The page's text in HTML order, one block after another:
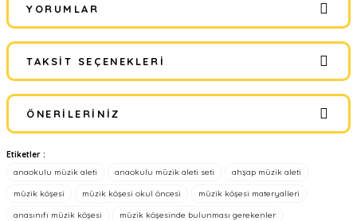
YORUMLAR
Bu ürüne ilk yorumu siz yapın!
Yorum Yaz
TAKSIT SEÇENEKLERI
ÖNERILERINIZ
Bu ürünün fiyat bilgisi, resim, ürün açıklamalarında ve diğer
konularda yetersiz gördüğünüz noktaları öneri formunu kullanarak
tarafımıza iletebilirsiniz.
Etiketler :
anaokulu müzik aleti
anaokulu müzik aleti seti ahşap müzik aleti
müzik köşesi müzik köşesi okul öncesi müzik köşesi materyalleri
anasınıfı müzik köşesi müzik köşesinde bulunması gerekenler